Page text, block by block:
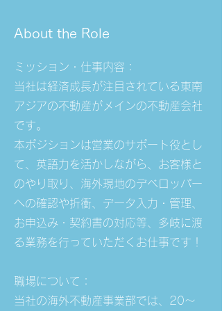
About the Role
ミッション・仕事内容：
当社は経済成長が注目されている東南
アジアの不動産がメインの不動産会社
です。
本ポジションは営業のサポート役とし
て、英語力を活かしながら、お客様と
のやり取り、海外現地のデベロッパー
への確認や折衝、データ入力・管理、
お申込み・契約書の対応等、多岐に渡
る業務を行っていただくお仕事です！
職場について：
当社の海外不動産事業部では、20～